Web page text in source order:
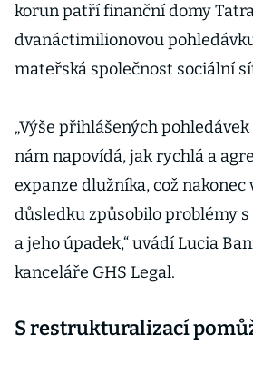
korun patří finanční domy
dvanáctimilionovou
mateřská společnost sociální
„Výše přihlášených
nám napovídá, jak rychlá a
expanze dlužníka, což nakonec
důsledku způsobilo problémy
a jeho úpadek,“ uvádí Lucia
kanceláře GHS Legal.
S restrukturalizací